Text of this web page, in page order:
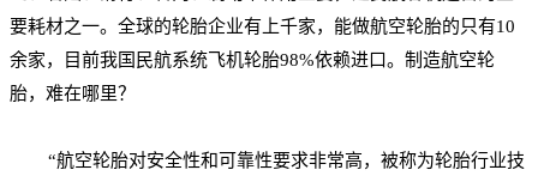
要耗材之一。全球的轮胎企业有上千家，能做航空轮胎的只有10
余家，目前我国民航系统飞机轮胎98%依赖进口。制造航空轮
胎，难在哪里？
“航空轮胎对安全性和可靠性要求非常高，被称为轮胎行业技